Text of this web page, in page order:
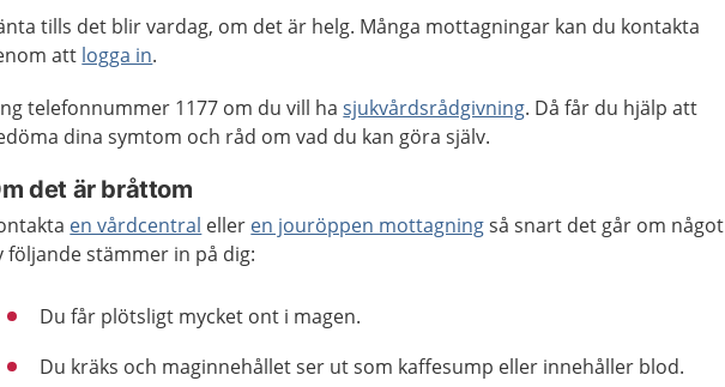
tills det blir vardag, om det är helg. Många mottagningar kan du kontakta
att logga in.
telefonnummer 1177 om du vill hasjukvårdsrådgivning. Då får du hjälp att
dina symtom och råd om vad du kan göra själv.
det är bråttom
en vårdcentral eller en jouröppen mottagningså snart det går om något
följande stämmer in på dig:
Du får plötsligt mycket ont i magen.
Du kräks och maginnehållet ser ut som kaffesump eller innehåller blod.